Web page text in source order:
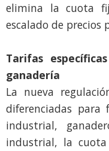
elimina la cuota
escalado de precios
Tarifas
ganadería
La nueva
diferenciadas para
industrial,
industrial, la